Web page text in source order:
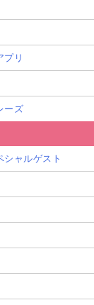
プリ
ーズ
シャルゲスト